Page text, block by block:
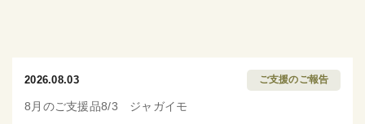
2026.08.03 ご支援のご報告
8月のご支援品8/3 ジャガイモ